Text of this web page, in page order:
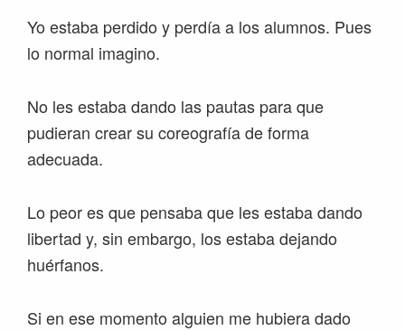
Yo estaba perdido y perdía a los alumnos. Pues
lo normal imagino.
No les estaba dando las pautas para que
pudieran crear su coreografía de forma
adecuada.
Lo peor es que pensaba que les estaba dando
libertad y, sin embargo, los estaba dejando
huérfanos.
Si en ese momento alguien me hubiera dado